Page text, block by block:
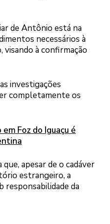
de Antônio está na
necessários à
à confirmação
investigações
completamente os
Foz do Iguaçu é
apesar de o cadáver
estrangeiro, a
responsabilidade da